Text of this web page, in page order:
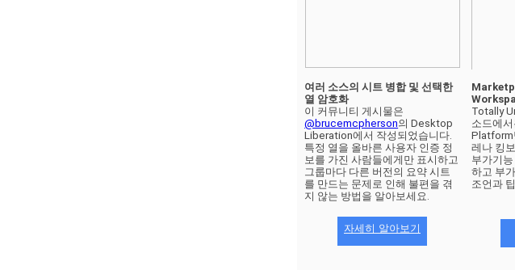
여러 소스의 시트 병합 및 선택한
열 암호화
@brucemcpherson의 Desktop
Liberation에서 작성되었습니다.
특정 열을 올바른 사용자 인증 정
보를 가진 사람들에게만 표시하고
그룹마다 다른 버전의 요약 시트
를 만드는 문제로 인해 불편을 겪
지 않는 방법을 알아보세요.
자세히 알아보기
Totally
소드에
Platform
레나 킹
부가기
하고 부
조언과